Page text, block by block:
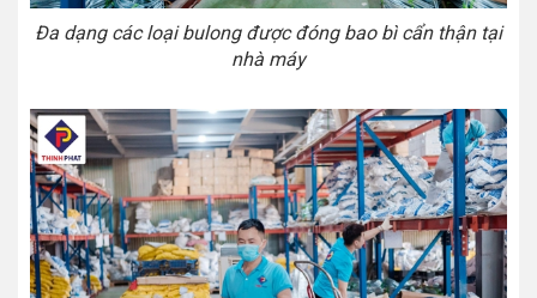
Đa dạng các loại bulong được đóng bao bì cẩn thận tại
nhà máy